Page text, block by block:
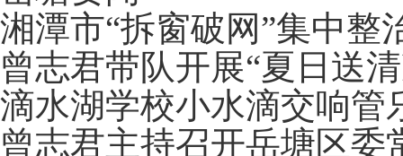
湘潭市“拆窗破网”集中整
曾志君带队开展“夏日送
滴水湖学校小水滴交响管
曾志君主持召开岳塘区委